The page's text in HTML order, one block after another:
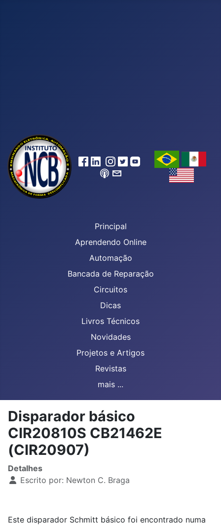
Principal
Aprendendo Online
Automação
Bancada de Reparação
Circuitos
Dicas
Livros Técnicos
Novidades
Projetos e Artigos
Revistas
mais ...
Disparador básico
CIR20810S CB21462E
(CIR20907)
Detalhes
Escrito por: Newton C. Braga
Este disparador Schmitt básico foi encontrado numa